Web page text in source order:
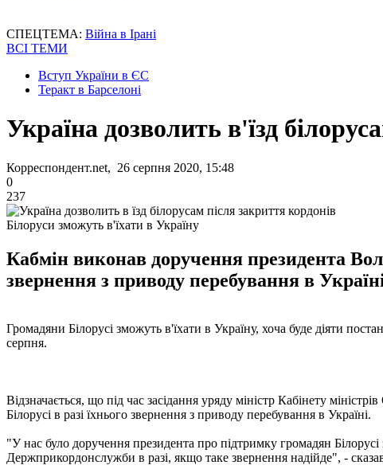
СПЕЦТЕМА: Війна в Ірані
ВСІ ТЕМИ
Вступ України в ЄС
Теракт в Барселоні
Україна дозволить в'їзд
Корреспондент.net, 26 серпня 2020, 15:48
0
237
Білоруси зможуть в'їхати в Україну
Кабмін виконав доручення президента
звернення з приводу перебування в
Громадяни Білорусі зможуть в'їхати в Україну, хоча буде діяти
серпня.
Відзначається, що під час засідання уряду міністр Кабінету
Білорусі в разі їхнього звернення з приводу перебування в Україні.
"У нас було доручення президента про підтримку громадян
Держприкордонслужби в разі, якщо таке звернення надійде", -